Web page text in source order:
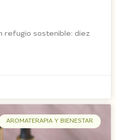
refugio sostenible: diez
AROMATERAPIA Y BIENESTAR